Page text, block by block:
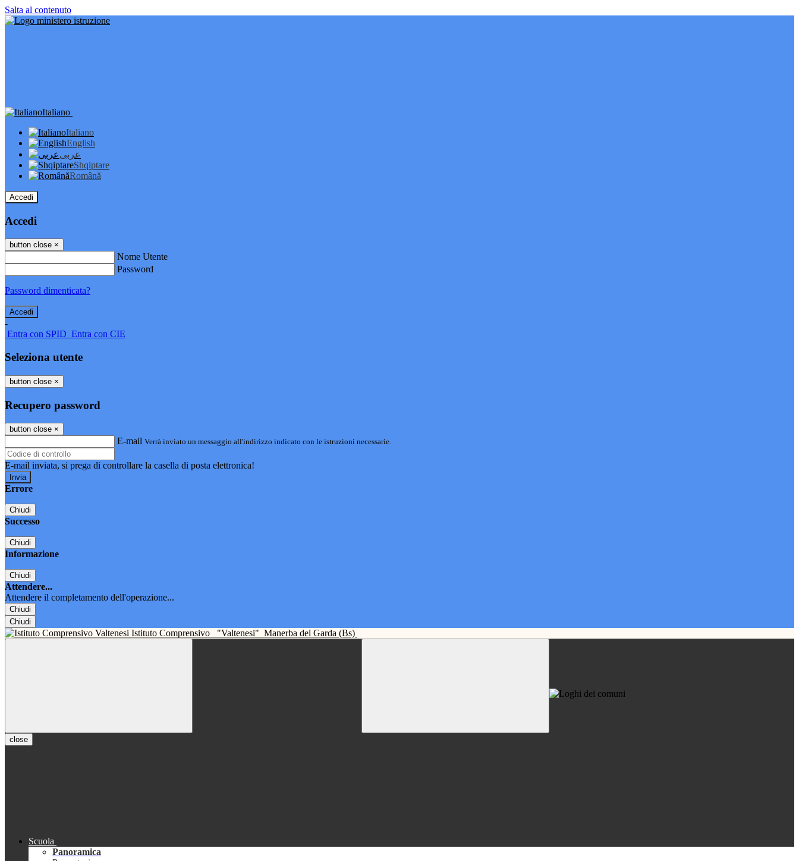
Salta al contenuto
Italiano
Italiano
English
عربى
Shqiptare
Română
Accedi
Accedi
button close ×
Nome Utente
Password
Password dimenticata?
-
Entra con SPID Entra con CIE
Seleziona utente
button close ×
Recupero password
button close ×
E-mail Verrà inviato un messaggio all'indirizzo indicato con le istruzioni necessarie.
E-mail inviata, si prega di controllare la casella di posta elettronica!
Errore
Chiudi
Successo
Chiudi
Informazione
Chiudi
Attendere...
Attendere il completamento dell'operazione...
Chiudi
Chiudi
Istituto Comprensivo "Valtenesi" Manerba del Garda (Bs)
close
Scuola
Panoramica